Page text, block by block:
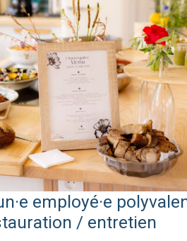
employé·e
/ entretien